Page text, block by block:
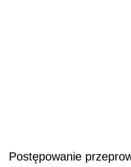
Postępowanie